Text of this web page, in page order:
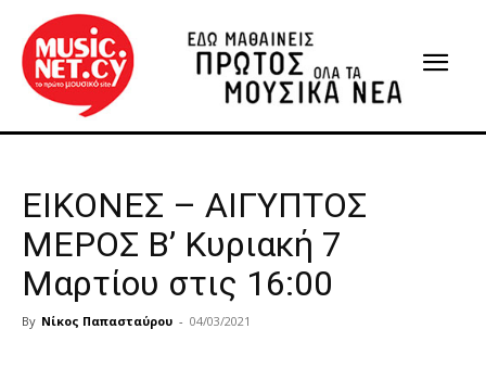
ΕΙΚΟΝΕΣ – ΑΙΓΥΠΤΟΣ
ΜΕΡΟΣ Β’ Κυριακή 7
Μαρτίου στις 16:00
By Νίκος Παπασταύρου - 04/03/2021